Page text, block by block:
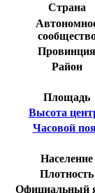
Страна
Провинция
Район
Площадь
Высота
Часовой
Население
Плотность
Официальный